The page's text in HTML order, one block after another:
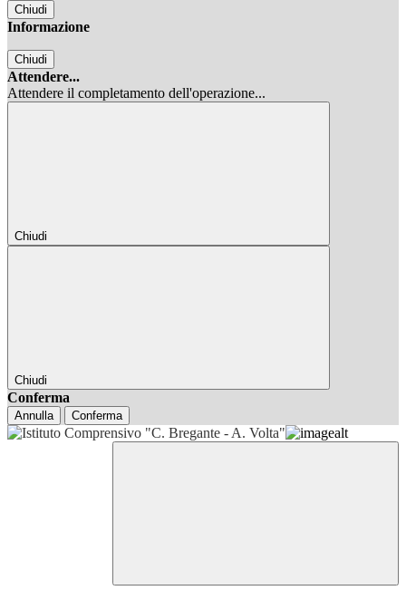
Chiudi
Informazione
Chiudi
Attendere...
Attendere il completamento dell'operazione...
Chiudi
Chiudi
Conferma
Annulla Conferma